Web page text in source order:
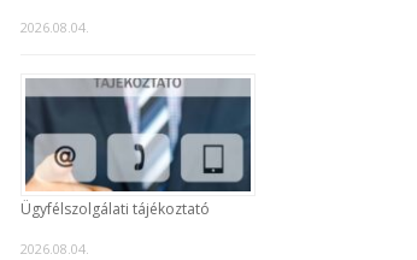
2026.08.04.
Ügyfélszolgálati tájékoztató
2026.08.04.